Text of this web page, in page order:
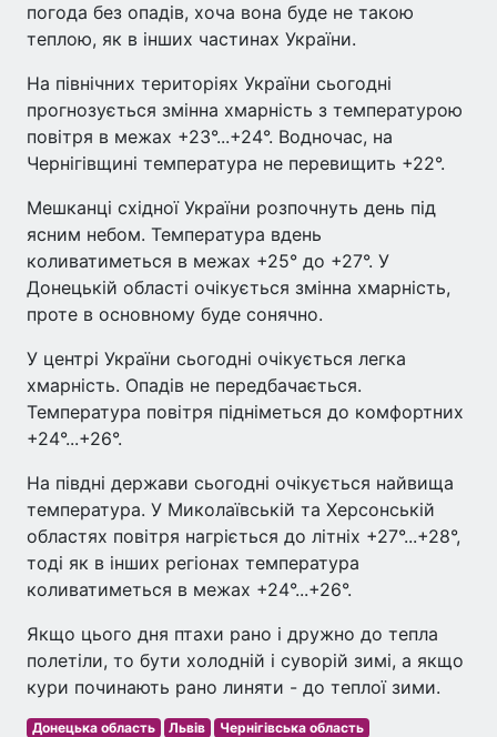
погода без опадів, хоча вона буде не такою
теплою, як в інших частинах України.
На північних територіях України сьогодні
прогнозується змінна хмарність з температурою
повітря в межах +23°...+24°. Водночас, на
Чернігівщині температура не перевищить +22°.
Мешканці східної України розпочнуть день під
ясним небом. Температура вдень
коливатиметься в межах +25° до +27°. У
Донецькій області очікується змінна хмарність,
проте в основному буде сонячно.
У центрі України сьогодні очікується легка
хмарність. Опадів не передбачається.
Температура повітря підніметься до комфортних
+24°...+26°.
На півдні держави сьогодні очікується найвища
температура. У Миколаївській та Херсонській
областях повітря нагріється до літніх +27°...+28°,
тоді як в інших регіонах температура
коливатиметься в межах +24°...+26°.
Якщо цього дня птахи рано і дружно до тепла
полетіли, то бути холодній і суворій зимі, а якщо
кури починають рано линяти - до теплої зими.
Донецька область Львів
Чернігівська область